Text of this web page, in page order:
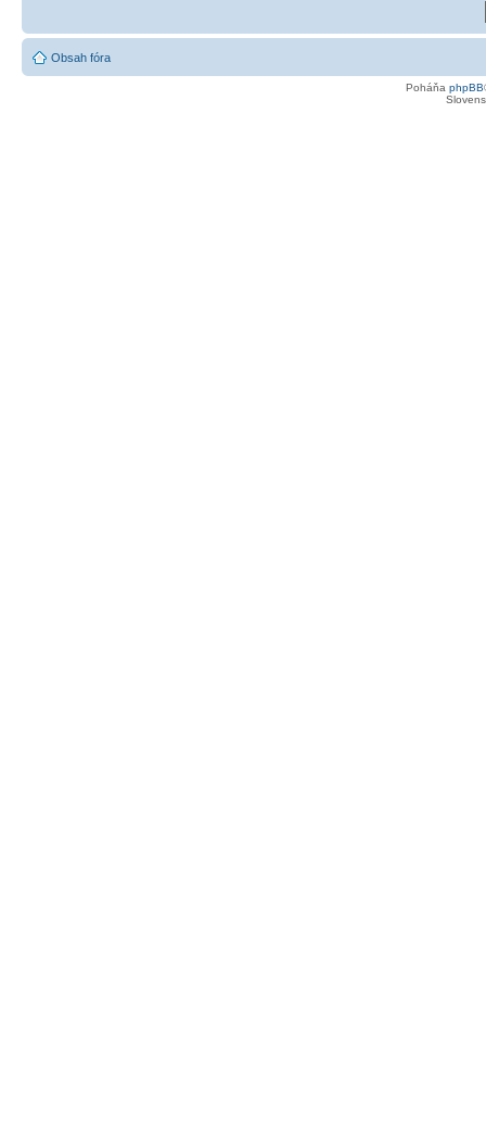
Obsah fóra
Poháňa phpBB